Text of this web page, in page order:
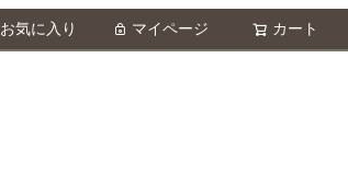
お気に入り マイページ カート
サイズ